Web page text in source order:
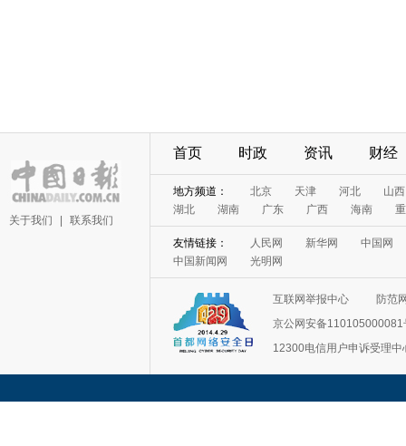
关于我们 联系我们
首页 时政 资讯 财经
地方频道： 北京 天津 河北
山西
湖北
湖南 广东 广西 海南
友情链接： 人民网 新华网
中国网
中国新闻网
光明网
互联网举报中心
防范
京公网安备110105000081
12300电信用户申诉受理中